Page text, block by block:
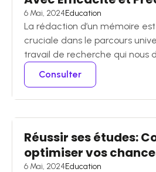
6 Mai, 2024Education
La rédaction d’un mémoire
cruciale dans le parcours
travail de recherche qui nous
Consulter
Réussir ses études:
optimiser vos
6 Mai, 2024Education